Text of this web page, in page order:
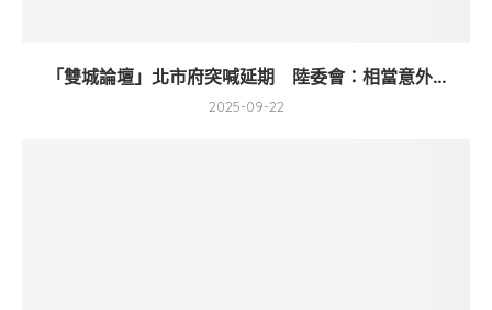
「雙城論壇」北市府突喊延期 陸委會：相當意外...
2025-09-22